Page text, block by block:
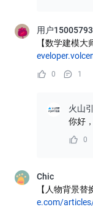
用户
【数学建模
0 1
火山
你好
0
Chic
【人物背景替
e.com/